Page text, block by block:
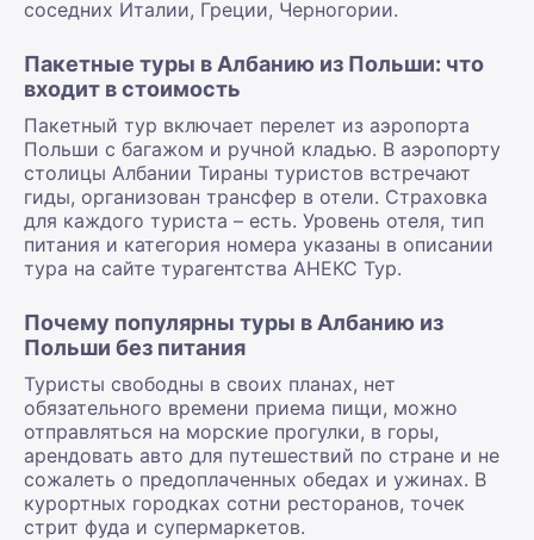
соседних Италии, Греции, Черногории.
Пакетные туры в Албанию из Польши: что
входит в стоимость
Пакетный тур включает перелет из аэропорта
Польши с багажом и ручной кладью. В аэропорту
столицы Албании Тираны туристов встречают
гиды, организован трансфер в отели. Страховка
для каждого туриста – есть. Уровень отеля, тип
питания и категория номера указаны в описании
тура на сайте турагентства АНЕКС Тур.
Почему популярны туры в Албанию из
Польши без питания
Туристы свободны в своих планах, нет
обязательного времени приема пищи, можно
отправляться на морские прогулки, в горы,
арендовать авто для путешествий по стране и не
сожалеть о предоплаченных обедах и ужинах. В
курортных городках сотни ресторанов, точек
стрит фуда и супермаркетов.